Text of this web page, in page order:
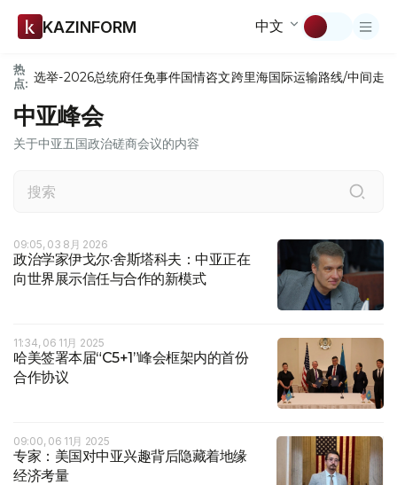
KAZINFORM 中文
热
点: 选举-2026总统府任免事件国情咨文跨里海国际运输路线/中间走廊
中亚峰会
关于中亚五国政治磋商会议的内容
09:05, 03 8月 2026
政治学家伊戈尔·舍斯塔科夫：中亚正在
向世界展示信任与合作的新模式
11:34, 06 11月 2025
哈美签署本届“C5+1”峰会框架内的首份
合作协议
09:00, 06 11月 2025
专家：美国对中亚兴趣背后隐藏着地缘
经济考量